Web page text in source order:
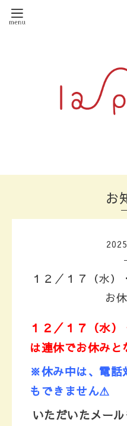
お
2025
１２／１７（水
お
１２／１７ （水
は連休でお休みと
※休み中は、電話
もできません⚠
いただいたメー